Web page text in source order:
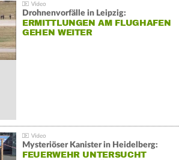
Drohnenvorfälle in Leipzig:
ERMITTLUNGEN AM FLUGHAFEN
GEHEN WEITER
Mysteriöser Kanister in Heidelberg:
FEUERWEHR UNTERSUCHT